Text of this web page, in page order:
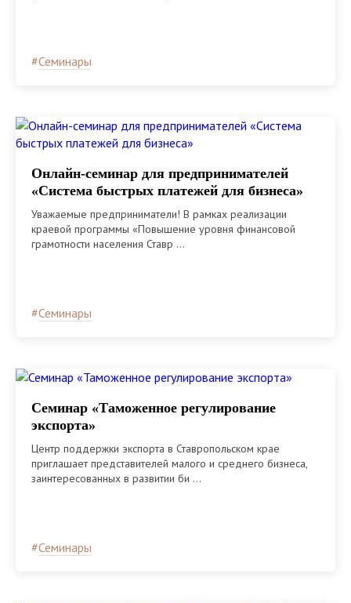
#Семинары
Онлайн-семинар для предпринимателей
«Система быстрых платежей для бизнеса»
Уважаемые предприниматели! В рамках реализации
краевой программы «Повышение уровня финансовой
грамотности населения Ставр ...
#Семинары
Семинар «Таможенное регулирование
экспорта»
Центр поддержки экспорта в Ставропольском крае
приглашает представителей малого и среднего бизнеса,
заинтересованных в развитии би ...
#Семинары